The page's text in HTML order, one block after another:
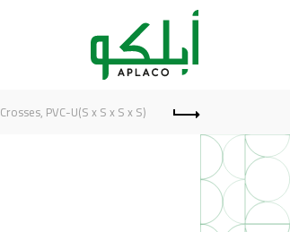
Crosses, PVC-U(S x S x S x S)